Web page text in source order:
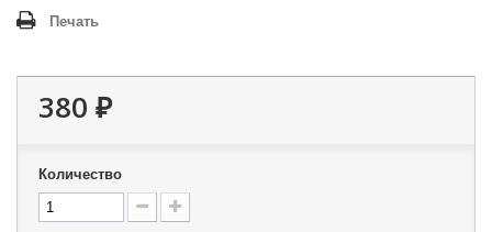
Печать
380 ₽
Количество